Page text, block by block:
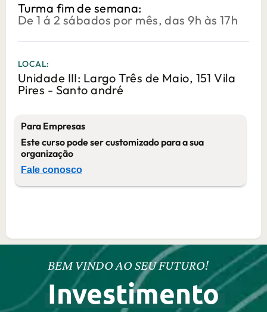
Turma fim de semana:
De 1 á 2 sábados por mês, das 9h às 17h
LOCAL:
Unidade III: Largo Três de Maio, 151 Vila
Pires - Santo andré
Para Empresas
Este curso pode ser customizado para a sua
organização
Fale conosco
BEM VINDO AO SEU FUTURO!
Investimento